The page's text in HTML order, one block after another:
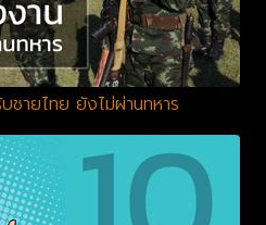
ชายไทย ยังไม่ผ่านทหาร